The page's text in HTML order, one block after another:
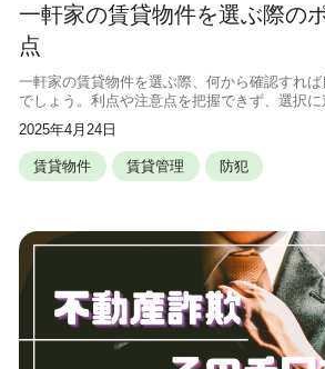
一軒家の賃貸物件を選ぶ際の
点
一軒家の賃貸物件を選ぶ際、何から確認すれ
でしょう。利点や注意点を把握できず、選択に
こで、この記事では一軒家賃貸の良し悪しを解
ば、理想の住まい選びに自信が持てま
2025年4月24日
賃貸物件 賃貸管理 防犯